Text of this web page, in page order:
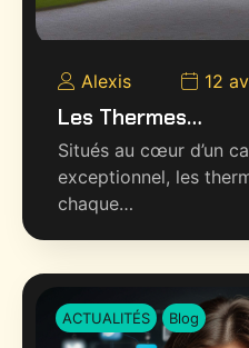
Alexis 12
Les Thermes…
Situés au cœur d’un
exceptionnel, les
chaque…
ACTUALITÉS Blog